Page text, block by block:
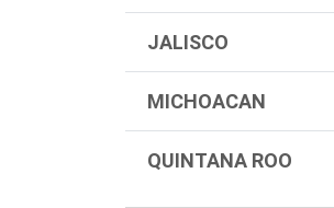
JALISCO
MICHOACAN
QUINTANA ROO